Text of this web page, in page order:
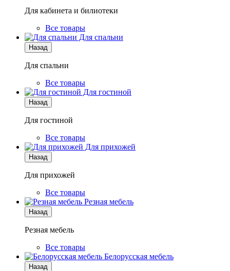
Для кабинета и билиотеки
Все товары
Для спальни
Назад
Для спальни
Все товары
Для гостиной
Назад
Для гостиной
Все товары
Для прихожей
Назад
Для прихожей
Все товары
Резная мебель
Назад
Резная мебель
Все товары
Белорусская мебель
Назад